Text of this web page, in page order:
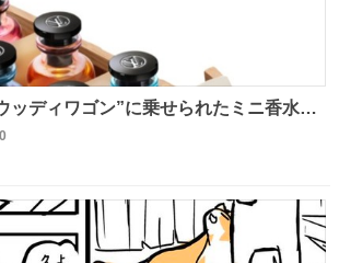
ッディワゴン”に乗せられたミニ香水コ
のフレグランスケースも - fashion-